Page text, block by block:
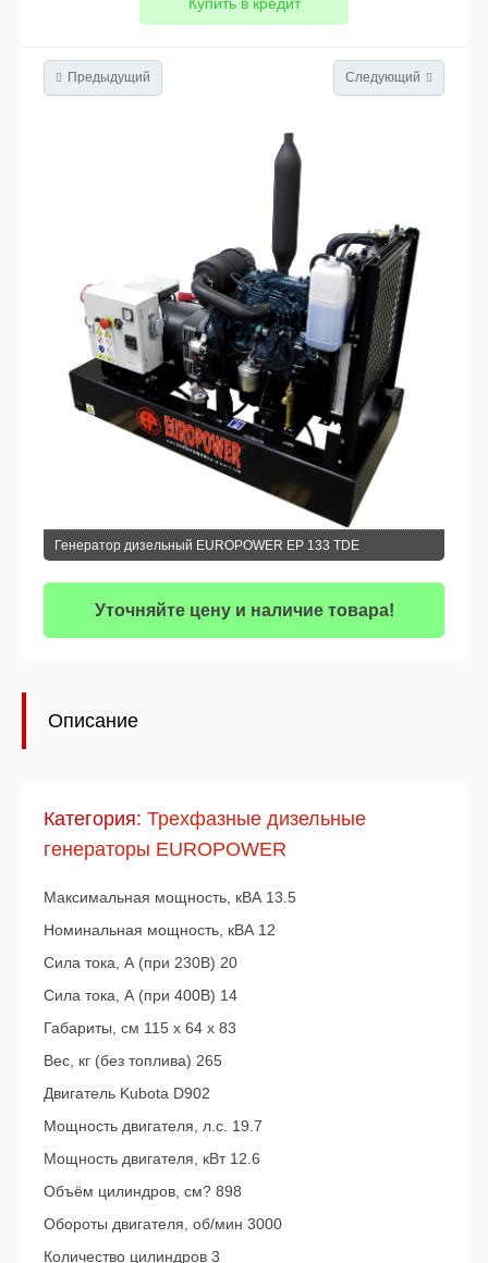
Предыдущий Следующий
Генератор дизельный EUROPOWER EP 133 TDE
Уточняйте цену и наличие товара!
Описание
Категория: Трехфазные дизельные
генераторы EUROPOWER
Максимальная мощность, кВА 13.5
Номинальная мощность, кВА 12
Сила тока, А (при 230В) 20
Сила тока, А (при 400В) 14
Габариты, см 115 x 64 x 83
Вес, кг (без топлива) 265
Двигатель Kubota D902
Мощность двигателя, л.с. 19.7
Мощность двигателя, кВт 12.6
Объём цилиндров, см? 898
Обороты двигателя, об/мин 3000
Количество цилиндров 3